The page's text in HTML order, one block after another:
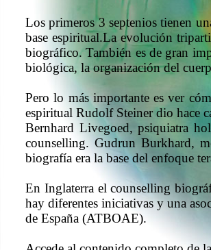
Los primeros 3 septenios tienen
base espiritual.La evolución
biográfico. También es de gran
biológica, la organización del
Pero lo más importante es ver
espiritual Rudolf Steiner dio hace
Bernhard Livegoed, psiquiatra
counselling. Gudrun Burkhard,
biografía era la base del enfoque
En Inglaterra el counselling
hay diferentes iniciativas y una
de España (ATBOAE).